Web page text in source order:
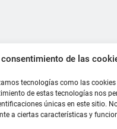
de las
tecnologías como las
de estas tecnologías nos
únicas en este sitio.
a ciertas características y